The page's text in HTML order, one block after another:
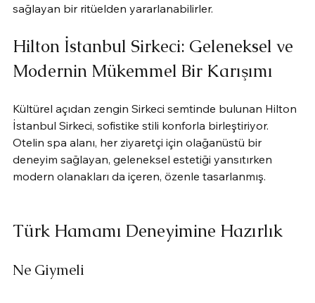
sağlayan bir ritüelden yararlanabilirler.
Hilton İstanbul Sirkeci: Geleneksel ve
Modernin Mükemmel Bir Karışımı
Kültürel açıdan zengin Sirkeci semtinde bulunan Hilton
İstanbul Sirkeci, sofistike stili konforla birleştiriyor.
Otelin spa alanı, her ziyaretçi için olağanüstü bir
deneyim sağlayan, geleneksel estetiği yansıtırken
modern olanakları da içeren, özenle tasarlanmış.
Türk Hamamı Deneyimine Hazırlık
Ne Giymeli